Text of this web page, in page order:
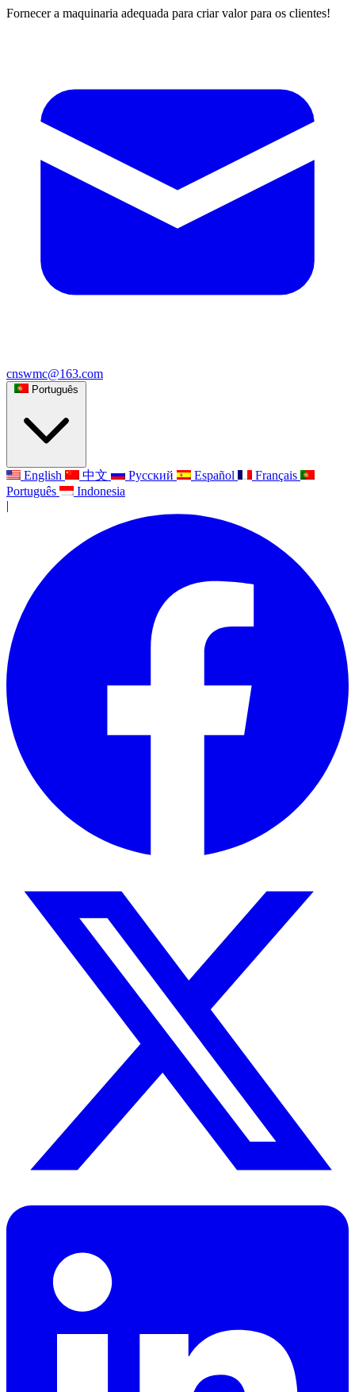
Fornecer a maquinaria adequada para criar valor para os clientes!
cnswmc@163.com
Português
English 中文 Русский Español
Français
Português
Indonesia
|